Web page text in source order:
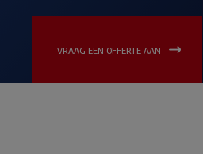
VRAAG EEN OFFERTE AAN